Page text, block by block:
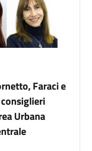
Faraci e
Urbana